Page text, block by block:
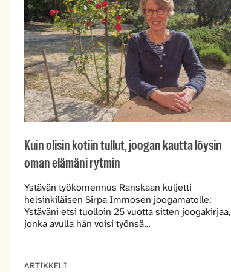
Kuin olisin kotiin tullut, joogan kautta löysin
oman elämäni rytmin
Ystävän työkomennus Ranskaan kuljetti
helsinkiläisen Sirpa Immosen joogamatolle:
Ystäväni etsi tuolloin 25 vuotta sitten joogakirjaa,
jonka avulla hän voisi työnsä…
ARTIKKELI